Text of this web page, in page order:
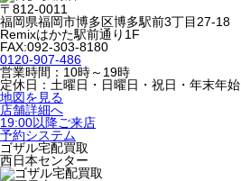
〒812-0011
福岡県福岡市博多区博多駅前3丁目27-18
Remixはかた駅前通り1F
FAX:092-303-8180
0120-907-486
営業時間：10時～19時
定休日：土曜日・日曜日・祝日・年末年始
地図を見る
店舗詳細へ
19:00以降ご来店
予約システム
ゴザル宅配買取
西日本センター